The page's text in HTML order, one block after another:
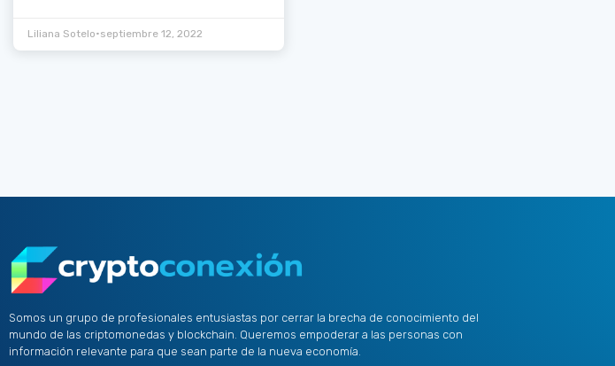
Liliana Sotelo•septiembre 12, 2022
Somos un grupo de profesionales entusiastas por cerrar la brecha de conocimiento del
mundo de las criptomonedas y blockchain. Queremos empoderar a las personas con
información relevante para que sean parte de la nueva economía.